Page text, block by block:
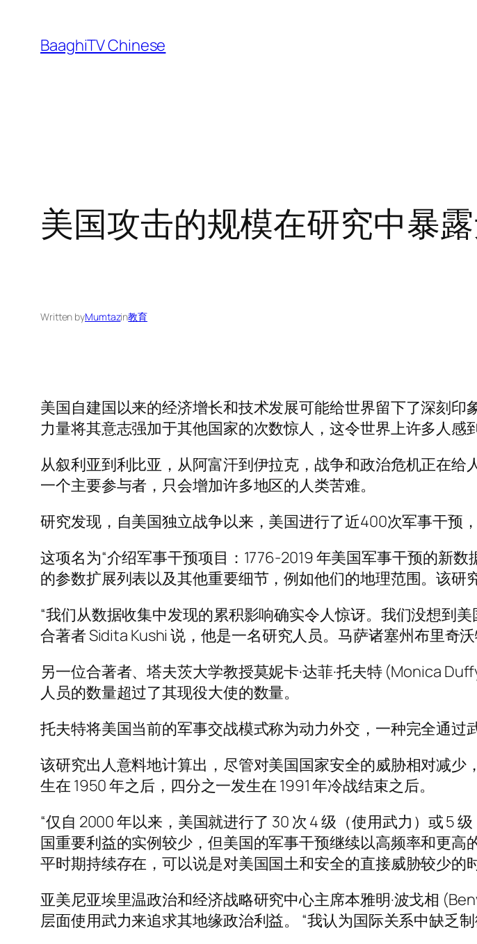
content
BaaghiTV Chinese
美国攻击的规模在研究中暴
Written byMumtazin教育
美国自建国以来的经济增长和技术发展可能给世界留下了深刻
力量将其意志强加于其他国家的次数惊人，这令世界上许多人感
从叙利亚到利比亚，从阿富汗到伊拉克，战争和政治危机正在
一个主要参与者，只会增加许多地区的人类苦难。
研究发现，自美国独立战争以来，美国进行了近400次军事干预
这项名为“介绍军事干预项目：1776-2019 年美国军事干预的新
的参数扩展列表以及其他重要细节，例如他们的地理范围。该研
“我们从数据收集中发现的累积影响确实令人惊讶。我们没想到
合著者 Sidita Kushi 说，他是一名研究人员。马萨诸塞州布里奇沃
另一位合著者、塔夫茨大学教授莫妮卡·达菲·托夫特 (Monica
人员的数量超过了其现役大使的数量。
托夫特将美国当前的军事交战模式称为动力外交，一种完全通过
该研究出人意料地计算出，尽管对美国国家安全的威胁相对减
生在 1950 年之后，四分之一发生在 1991 年冷战结束之后。
“仅自 2000 年以来，美国就进行了 30 次 4 级（使用武力）或 5
国重要利益的实例较少，但美国的军事干预继续以高频率和更高
平时期持续存在，可以说是对美国国土和安全的直接威胁较少的
亚美尼亚埃里温政治和经济战略研究中心主席本雅明·波戈相
层面使用武力来追求其地缘政治利益。 “我认为国际关系中缺乏